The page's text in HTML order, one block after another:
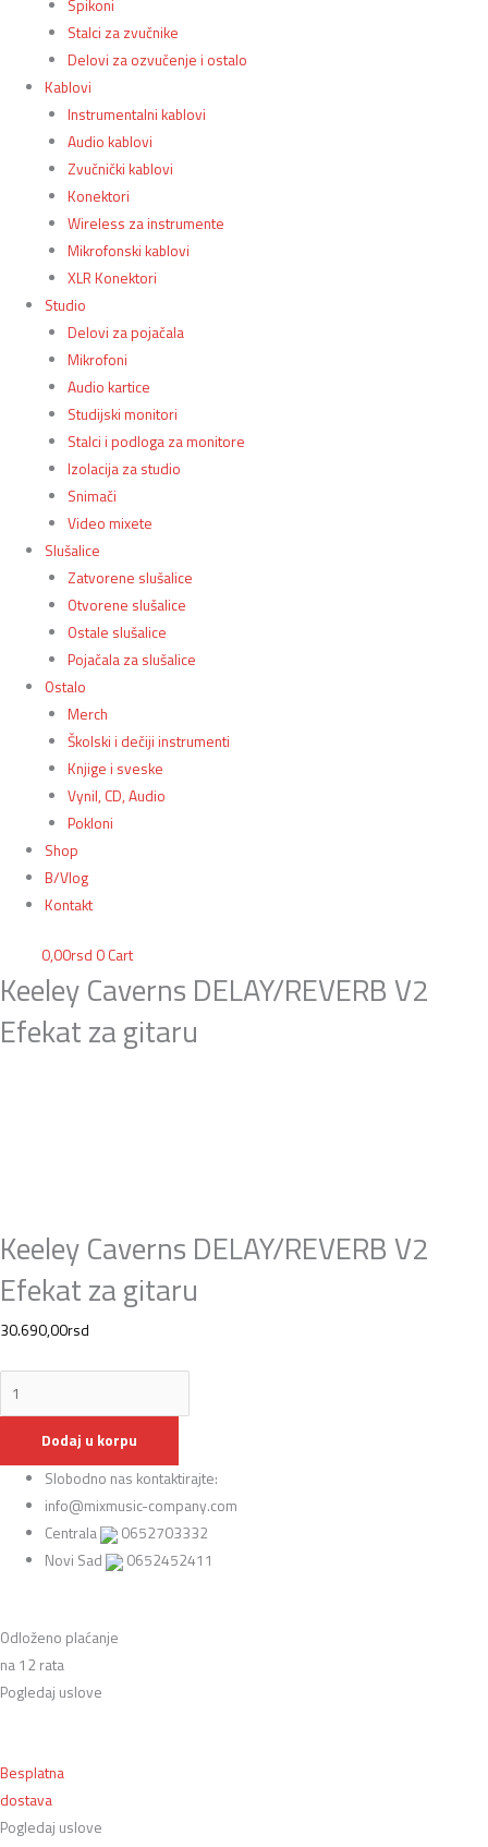
Spikoni
Stalci za zvučnike
Delovi za ozvučenje i ostalo
Kablovi
Instrumentalni kablovi
Audio kablovi
Zvučnički kablovi
Konektori
Wireless za instrumente
Mikrofonski kablovi
XLR Konektori
Studio
Delovi za pojačala
Mikrofoni
Audio kartice
Studijski monitori
Stalci i podloga za monitore
Izolacija za studio
Snimači
Video mixete
Slušalice
Zatvorene slušalice
Otvorene slušalice
Ostale slušalice
Pojačala za slušalice
Ostalo
Merch
Školski i dečiji instrumenti
Knjige i sveske
Vynil, CD, Audio
Pokloni
Shop
B/Vlog
Kontakt
0,00rsd 0 Cart
Keeley Caverns DELAY/REVERB V2
Efekat za gitaru
Keeley Caverns DELAY/REVERB V2
Efekat za gitaru
30.690,00rsd
Dodaj u korpu
Slobodno nas kontaktirajte:
info@mixmusic-company.com
Centrala
0652703332
Novi Sad
0652452411
Odloženo plaćanje
na 12 rata
Pogledaj uslove
Besplatna
dostava
Pogledaj uslove